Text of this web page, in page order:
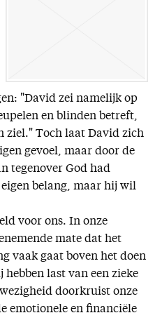
"David zei namelijk op
en blinden betreft,
ziel." Toch laat David zich
gevoel, maar door de
tegenover God had
belang, maar hij wil
voor ons. In onze
mate dat het
vaak gaat boven het doen
last van een zieke
doorkruist onze
emotionele en financiële